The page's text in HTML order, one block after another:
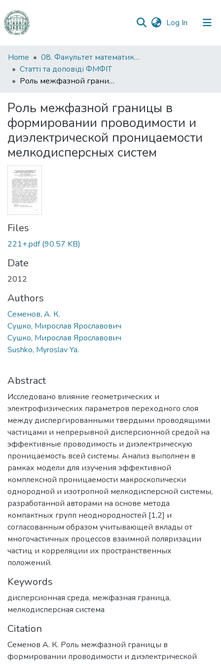
Log In (current)
Communities
&
Collections
Statistics
Home
08. Факультет математики, фізики та інформаційних технологій
Статті та доповіді ФМФІТ
Роль межфазной границы в формировании проводимости и диэлектрической проницаемости мелкодисперсных систем
Роль межфазной границы в
формировании проводимости и
диэлектрической проницаемости
мелкодисперсных систем
Files
221+.pdf(90.57 KB)
Date
2012
Authors
Семенов, А. К.
Сушко, Мирослав Ярославович
Сушко, Мирослав Ярославович
Sushko, Myroslav Ya.
Abstract
Исследовано влияние геометрических и
электрофизических параметров переходного слоя
между диспергированными твердыми проводящими
частицами и непрерывной дисперсионной средой на
эффективные проводимость и диэлектрическую
проницаемость всей системы. Анализ выполнен в
рамках модели для изучения эффективной
комплексной проницаемости макроскопически
однородной и изотропной мелкодисперсной системы,
разработанной авторами на основе метода
компактных групп неоднородностей [1,2] и
согласованным образом учитывающей вклады от
многочастичных процессов взаимной поляризации
частиц и корреляции их пространственных
положений.
Keywords
дисперсионная среда, межфазная граница,
мелкодисперсная система
Citation
Семенов А. К. Роль межфазной границы в
формировании проводимости и диэлектрической